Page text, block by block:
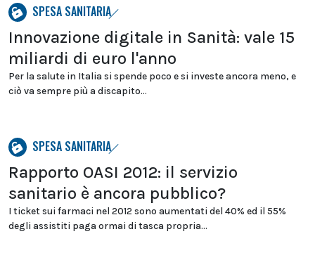
SPESA SANITARIA
Innovazione digitale in Sanità: vale 15
miliardi di euro l'anno
Per la salute in Italia si spende poco e si investe ancora meno, e
ciò va sempre più a discapito...
SPESA SANITARIA
Rapporto OASI 2012: il servizio
sanitario è ancora pubblico?
I ticket sui farmaci nel 2012 sono aumentati del 40% ed il 55%
degli assistiti paga ormai di tasca propria...